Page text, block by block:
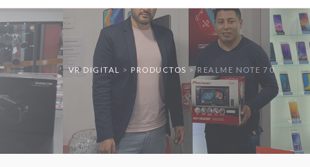
VR DIGITAL > PRODUCTOS > REALME NOTE 70